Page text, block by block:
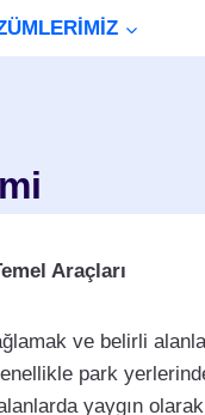
Araçları
ve belirli
park
yaygın olarak